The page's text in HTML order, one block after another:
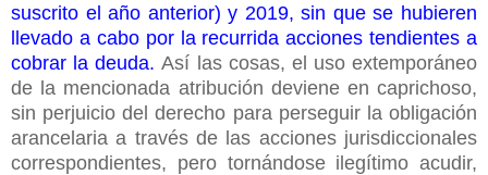
suscrito el año anterior) y 2019, sin que se hubieren
llevado a cabo por la recurrida acciones tendientes a
cobrar la deuda.Así las cosas, el uso extemporáneo
de la mencionada atribución deviene en caprichoso,
sin perjuicio del derecho para perseguir la obligación
arancelaria a través de las acciones jurisdiccionales
correspondientes, pero tornándose ilegítimo acudir,